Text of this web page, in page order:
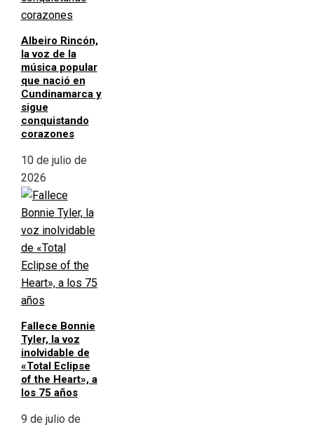
Albeiro Rincón,
la voz de la
música popular
que nació en
Cundinamarca y
sigue
conquistando
corazones
10 de julio de
2026
Fallece Bonnie
Tyler, la voz
inolvidable de
«Total Eclipse
of the Heart», a
los 75 años
9 de julio de